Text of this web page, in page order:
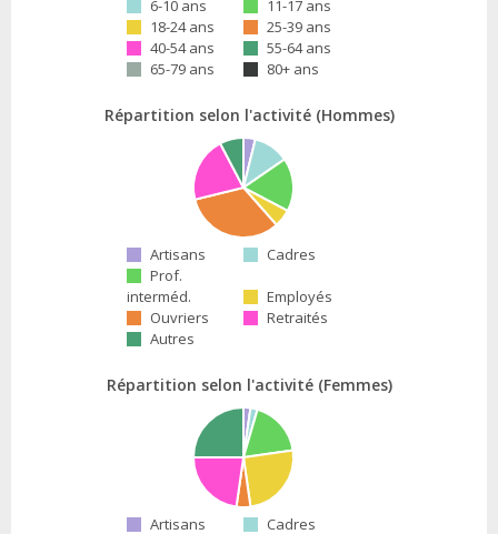
6-10 ans
11-17 ans
18-24 ans
25-39 ans
40-54 ans
55-64 ans
65-79 ans
80+ ans
Répartition selon l'activité (Hommes)
Artisans
Cadres
Prof.
interméd.
Employés
Ouvriers
Retraités
Autres
Répartition selon l'activité (Femmes)
Artisans Cadres